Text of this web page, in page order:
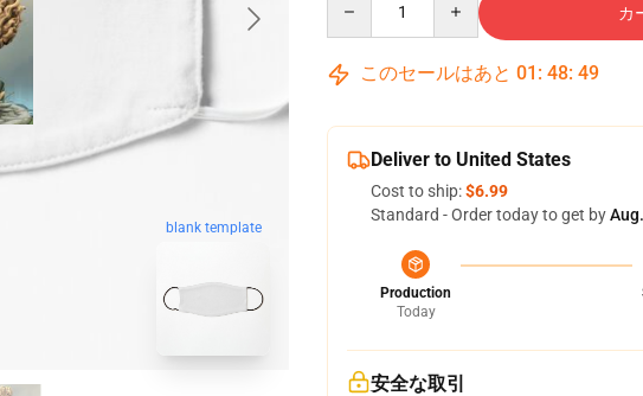
blank template
カ
このセールはあと 01 : 48: 48
Deliver to United States
Cost to ship:$6.99
Standard - Order today to get by
Production
Today
安全な取引